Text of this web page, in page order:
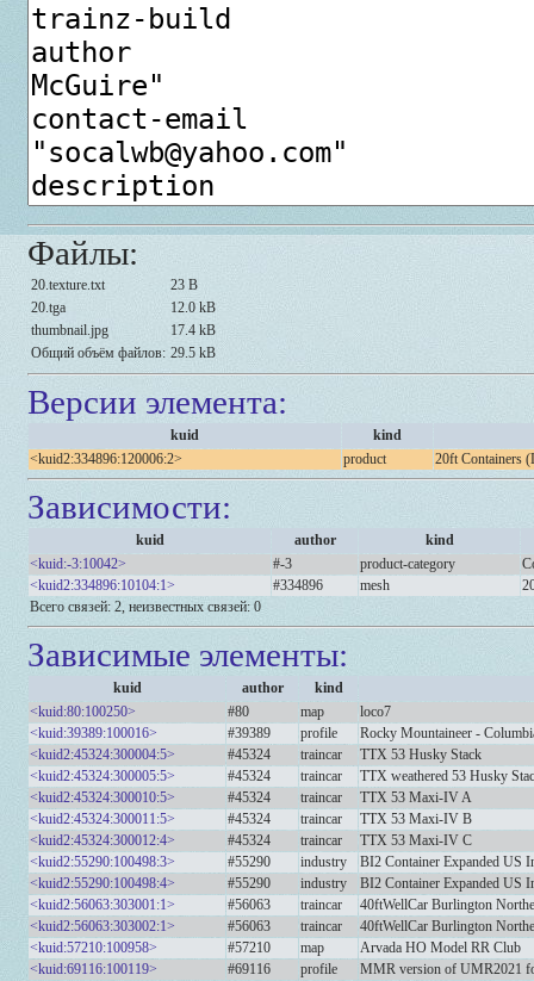
Файлы:
20.texture.txt
23 B
20.tga
12.0 kB
thumbnail.jpg
17.4 kB
Общий объём файлов: 29.5 kB
Версии элемента:
kuid
kind
<kuid2:334896:120006:2>
product 20ft Containers
Зависимости:
kuid author
kind
<kuid:-3:10042>
#-3 product-category
<kuid2:334896:10104:1>
#334896 mesh
Всего связей: 2, неизвестных связей: 0
Зависимые элементы:
kuid author
kind
<kuid:80:100250>
#80 map
loco7
<kuid:39389:100016>
#39389 profile
Rocky Mountaineer -
<kuid2:45324:300004:5>
#45324 traincar
TTX 53 Husky Stack
<kuid2:45324:300005:5>
#45324 traincar
TTX weathered 53 Husky
<kuid2:45324:300010:5>
#45324 traincar
TTX 53 Maxi-IV A
<kuid2:45324:300011:5>
#45324 traincar
TTX 53 Maxi-IV B
<kuid2:45324:300012:4>
#45324 traincar
TTX 53 Maxi-IV C
<kuid2:55290:100498:3>
#55290 industry
BI2 Container Expanded US
<kuid2:55290:100498:4>
#55290 industry
BI2 Container Expanded US
<kuid2:56063:303001:1>
#56063 traincar
40ftWellCar Burlington
<kuid2:56063:303002:1>
#56063 traincar
40ftWellCar Burlington
<kuid:57210:100958>
#57210 map
Arvada HO Model RR Club
<kuid:69116:100119>
#69116 profile
MMR version of UMR2021